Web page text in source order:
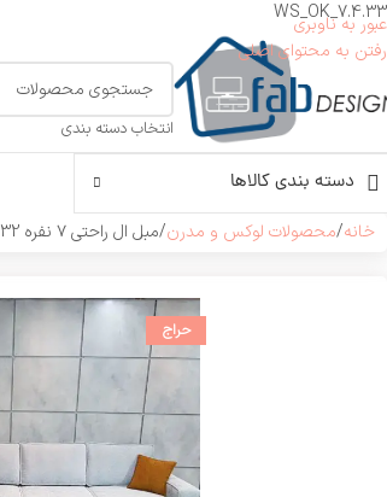
WS_OK_7.4.33
عبور به ناوبری
رفتن به محتوای اصلی
انتخاب دسته بندی
دسته بندی کالاها
خانه محصولات لوکس و مدرن مبل ال راحتی ۷ نفره Luxurysofa-132
حراج